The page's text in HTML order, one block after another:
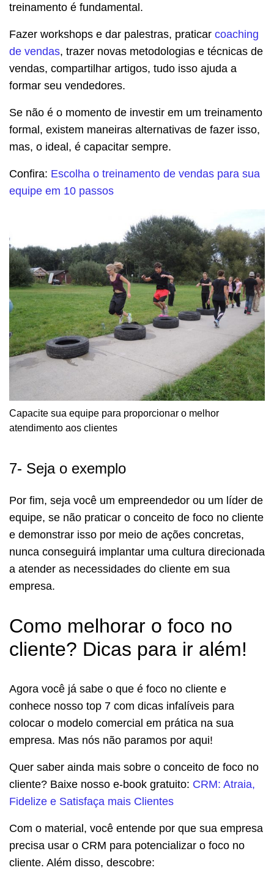
treinamento é fundamental.
Fazer workshops e dar palestras, praticar coaching
de vendas, trazer novas metodologias e técnicas de
vendas, compartilhar artigos, tudo isso ajuda a
formar seu vendedores.
Se não é o momento de investir em um treinamento
formal, existem maneiras alternativas de fazer isso,
mas, o ideal, é capacitar sempre.
Confira: Escolha o treinamento de vendas para sua
equipe em 10 passos
Capacite sua equipe para proporcionar o melhor
atendimento aos clientes
7- Seja o exemplo
Por fim, seja você um empreendedor ou um líder de
equipe, se não praticar o conceito de foco no cliente
e demonstrar isso por meio de ações concretas,
nunca conseguirá implantar uma cultura direcionada
a atender as necessidades do cliente em sua
empresa.
Como melhorar o foco no
cliente? Dicas para ir além!
Agora você já sabe o que é foco no cliente e
conhece nosso top 7 com dicas infalíveis para
colocar o modelo comercial em prática na sua
empresa. Mas nós não paramos por aqui!
Quer saber ainda mais sobre o conceito de foco no
cliente? Baixe nosso e-book gratuito: CRM: Atraia,
Fidelize e Satisfaça mais Clientes
Com o material, você entende por que sua empresa
precisa usar o CRM para potencializar o foco no
cliente. Além disso, descobre: